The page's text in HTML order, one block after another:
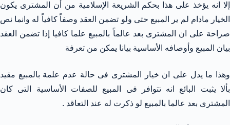
إلا انه يؤخذ على هذا بحكم الشريعة الإسلامية من أن المشترى يكون
الخيار مادام لم ير المبيع حتى ولو تضمن العقد وصفاً كافياً له وانما نص
صراحة على ان المشترى بعد عالماً بالمبيع علما كافيا إذا تضمن العقد
بيان المبيع وأوصافه الأساسية بيانا يمكن من تعرفة
وهذا ما يدل على ان خيار المشترى فى حالة عدم علمة بالمبيع مقيد
بألا يثبت البائع انه تتوافر فى المبيع للصفات الأساسية التى كان
المشترى بعد عالما بالمبيع لو ذكرت له عند التعاقد .